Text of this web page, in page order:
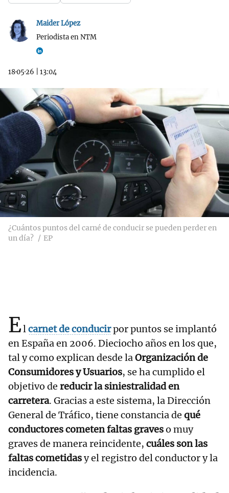
Maider López
Periodista en NTM
18·05·26 13:04
¿Cuántos puntos del carné de conducir se pueden perder en
un día?
EP
Elcarnet de conducirpor puntos se implantó
en España en 2006. Dieciocho años en los que,
tal y como explican desde laOrganización de
Consumidores y Usuarios, se ha cumplido el
objetivo de reducir la siniestralidad en
carretera. Gracias a este sistema, la Dirección
General de Tráfico, tiene constancia de qué
conductores cometen faltas graveso muy
graves de manera reincidente, cuáles son las
faltas cometidasy el registro del conductor y la
incidencia.